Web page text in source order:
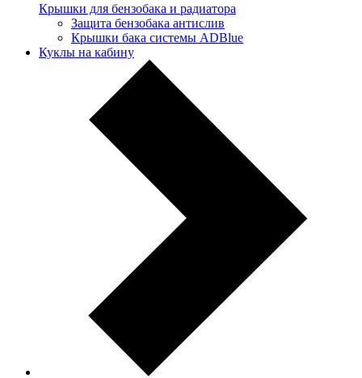
Крышки для бензобака и радиатора
Защита бензобака антислив
Крышки бака системы ADBlue
Куклы на кабину